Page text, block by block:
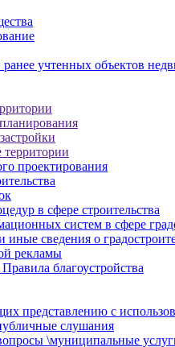
учтенных объектов
проектирования
в сфере строительства
систем в сфере
сведения о
рекламы
благоустройства
представлению с
слушания
\муниципальные